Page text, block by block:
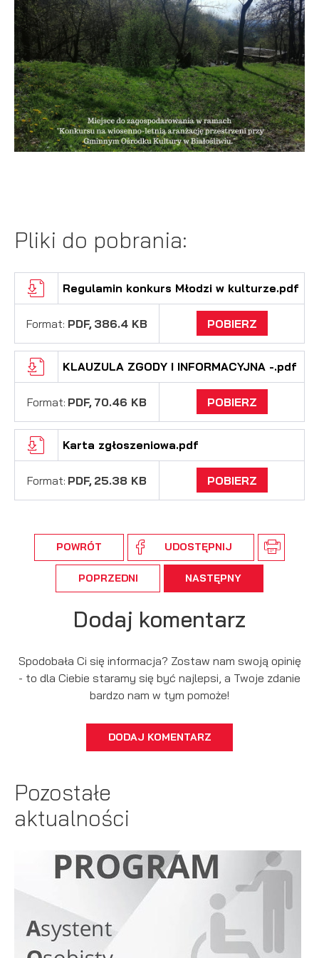
Pliki do pobrania:
Regulamin konkurs Młodzi w kulturze.pdf
Format: PDF, 386.4 KB POBIERZ
KLAUZULA ZGODY I INFORMACYJNA -.pdf
Format: PDF, 70.46 KB POBIERZ
Karta zgłoszeniowa.pdf
Format: PDF, 25.38 KB POBIERZ
POWRÓT UDOSTĘPNIJ
POPRZEDNI NASTĘPNY
Dodaj komentarz
Spodobała Ci się informacja? Zostaw nam swoją opinię
- to dla Ciebie staramy się być najlepsi, a Twoje zdanie
bardzo nam w tym pomoże!
DODAJ KOMENTARZ
Pozostałe
aktualności
podmiotów trzecich lub firm będących naszymi partnerami
oraz innych dostawców usług. Firmy te działają w charakterze
pośredników prezentujących nasze treści w postaci
wiadomości, ofert, komunikatów mediów społecznościowych.